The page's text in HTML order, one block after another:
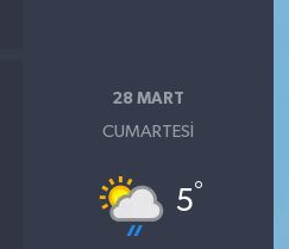
28 MART
CUMARTESI
5°